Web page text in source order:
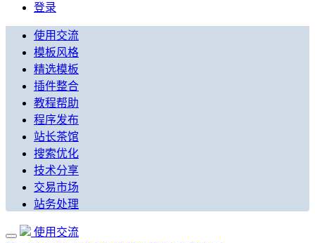
登录
使用交流
模板风格
精选模板
插件整合
教程帮助
程序发布
站长茶馆
搜索优化
技术分享
交易市场
站务处理
使用交流